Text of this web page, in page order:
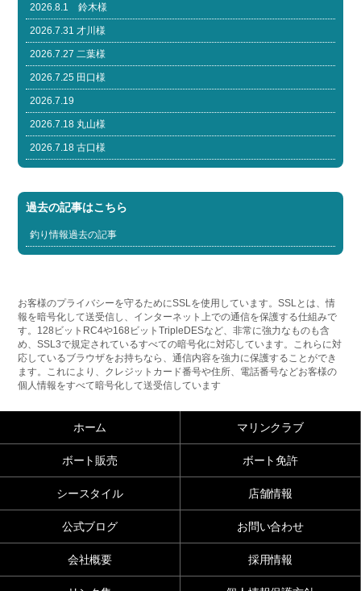
2026.8.1 鈴木様
2026.7.31 才川様
2026.7.27 二葉様
2026.7.25 田口様
2026.7.19
2026.7.18 丸山様
2026.7.18 古口様
過去の記事はこちら
釣り情報過去の記事
お客様のプライバシーを守るためにSSLを使用しています。SSLとは、情
報を暗号化して送受信し、インターネット上での通信を保護する仕組みで
す。128ビットRC4や168ビットTripleDESなど、非常に強力なものも含
め、SSL3で規定されているすべての暗号化に対応しています。これらに対
応しているブラウザをお持ちなら、通信内容を強力に保護することができ
ます。これにより、クレジットカード番号や住所、電話番号などお客様の
個人情報をすべて暗号化して送受信しています
ホーム マリンクラブ
ボート販売 ボート免許
シースタイル 店舗情報
公式ブログ お問い合わせ
会社概要 採用情報